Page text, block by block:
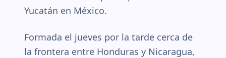
Yucatán en México.
Formada el jueves por la tarde cerca de
la frontera entre Honduras y Nicaragua,